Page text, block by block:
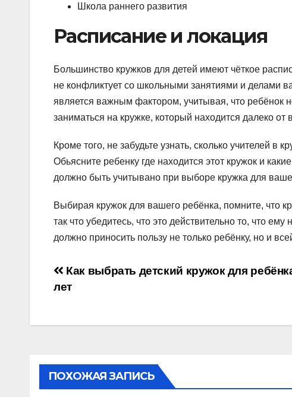
Школа раннего развития
Расписание и локация
Большинство кружков для детей имеют чёткое
не конфликтует со школьными занятиями и делами
является важным фактором, учитывая, что ребёнок
заниматься на кружке, который находится далеко от
Кроме того, не забудьте узнать, сколько учителей в
Обьясните ребенку где находится этот кружок и
должно быть учитывано при выборе кружка для
Выбирая кружок для вашего ребёнка, помните, что
так что убедитесь, что это действительно то, что
должно приносить пользу не только ребёнку, но и
Навигация
записям
Как выбрать детский кружок для
лет
ПОХОЖАЯ ЗАПИСЬ